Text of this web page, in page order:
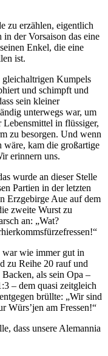
zu erzählen, eigentlich
der Vorsaison das eine
Enkel, die eine
ist.
Kumpels
und schimpft und
sein kleiner
unterwegs war, um
in flüssiger,
zu besorgen. Und wenn
kam die großartige
erinnern uns.
wurde an dieser Stelle
Partien in der letzten
Erzgebirge Aue auf dem
zweite Wurst zu
an: „Wat?
wie immer gut in
zu Reihe 20 rauf und
als sein Opa –
– dem quasi zeitgleich
brüllte: „Wir sind
Würs’jen am Fressen!“
dass unsere Alemannia